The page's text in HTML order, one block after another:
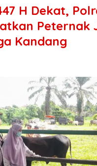
H Dekat,
Peternak
Kandang